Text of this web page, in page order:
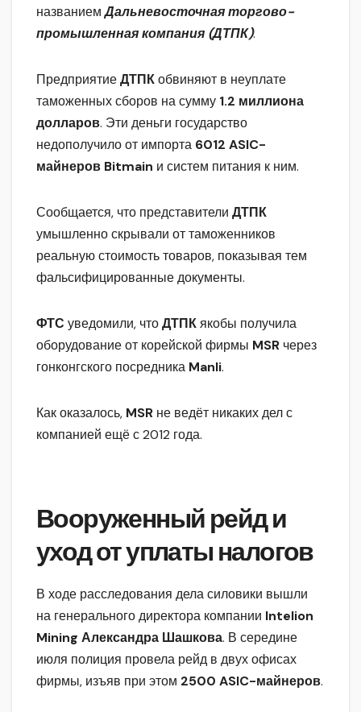
названиемДальневосточная торгово-
промышленная компания (ДТПК).
ПредприятиеДТПКобвиняют в неуплате
таможенных сборов на сумму 1.2 миллиона
долларов. Эти деньги государство
недополучило от импорта 6012 ASIC-
майнеров Bitmain и систем питания к ним.
Сообщается, что представители ДТПК
умышленно скрывали от таможенников
реальную стоимость товаров, показывая тем
фальсифицированные документы.
ФТС уведомили, чтоДТПКякобы получила
оборудование от корейской фирмы MSR через
гонконгского посредника Manli.
Как оказалось, MSR не ведёт никаких дел с
компанией ещё с 2012 года.
Вооруженный рейд и
уход от уплаты налогов
В ходе расследования дела силовики вышли
на генерального директора компании Intelion
Mining Александра Шашкова. В середине
июля полиция провела рейд в двух офисах
фирмы, изъяв при этом 2500 ASIC-майнеров.